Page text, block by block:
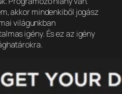
akkor mindenkiből jogász
világunkban
igény. És ez az igény